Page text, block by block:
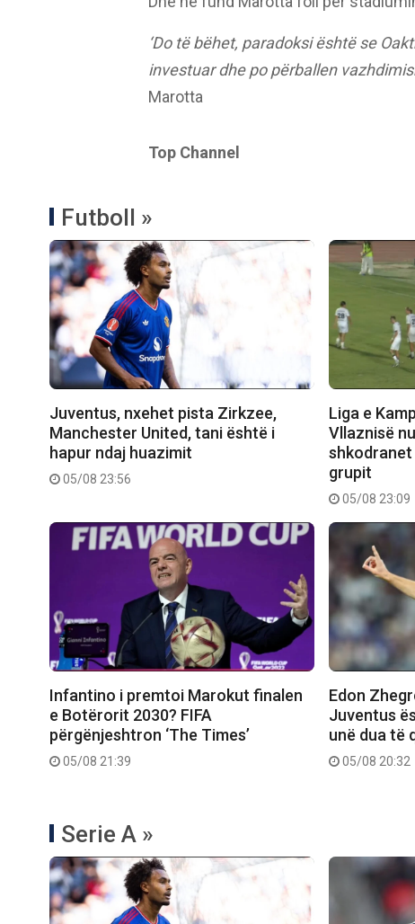
‘Do të bëhet, paradoksi është se
investuar dhe po përballen
Marotta
Top Channel
Futboll »
Juventus, nxehet pista Zirkzee,
Manchester United, tani është i
hapur ndaj huazimit
05/08 23:56
Liga e
Vllaznisë
shkodranet
grupit
05/08 23:09
Infantino i premtoi Marokut finalen
e Botërorit 2030? FIFA
përgënjeshtron ‘The Times’
05/08 21:39
Edon
Juventus
unë dua të
05/08 20:32
Serie A »